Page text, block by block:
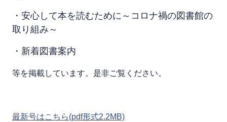
・安心して本を読むために～コロナ禍の図書館の
取り組み～
・新着図書案内
等を掲載しています。是非ご覧ください。
最新号はこちら(pdf形式2.2MB)